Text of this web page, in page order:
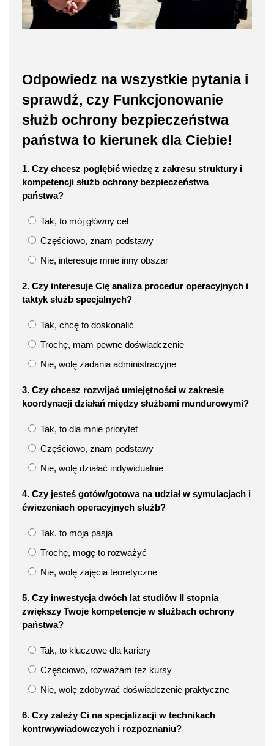
Odpowiedz na wszystkie pytania i
sprawdź, czy Funkcjonowanie
służb ochrony bezpieczeństwa
państwa to kierunek dla Ciebie!
1. Czy chcesz pogłębić wiedzę z zakresu struktury i
kompetencji służb ochrony bezpieczeństwa
państwa?
Tak, to mój główny cel
Częściowo, znam podstawy
Nie, interesuje mnie inny obszar
2. Czy interesuje Cię analiza procedur operacyjnych i
taktyk służb specjalnych?
Tak, chcę to doskonalić
Trochę, mam pewne doświadczenie
Nie, wolę zadania administracyjne
3. Czy chcesz rozwijać umiejętności w zakresie
koordynacji działań między służbami mundurowymi?
Tak, to dla mnie priorytet
Częściowo, znam podstawy
Nie, wolę działać indywidualnie
4. Czy jesteś gotów/gotowa na udział w symulacjach i
ćwiczeniach operacyjnych służb?
Tak, to moja pasja
Trochę, mogę to rozważyć
Nie, wolę zajęcia teoretyczne
5. Czy inwestycja dwóch lat studiów II stopnia
zwiększy Twoje kompetencje w służbach ochrony
państwa?
Tak, to kluczowe dla kariery
Częściowo, rozważam też kursy
Nie, wolę zdobywać doświadczenie praktyczne
6. Czy zależy Ci na specjalizacji w technikach
kontrwywiadowczych i rozpoznaniu?